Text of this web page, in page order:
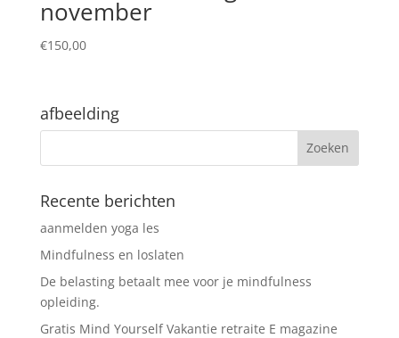
november
€150,00
afbeelding
Recente berichten
aanmelden yoga les
Mindfulness en loslaten
De belasting betaalt mee voor je mindfulness
opleiding.
Gratis Mind Yourself Vakantie retraite E magazine